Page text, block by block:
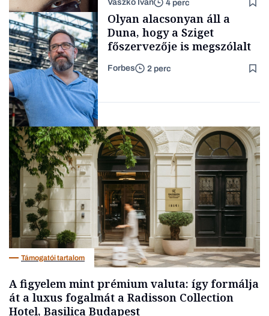
Content Lab HUB
Forbes-sztori
gondolataimat akartam
kimondani
Vaszkó Iván 4 perc
Társadalom
Olyan alacsonyan áll a
Duna, hogy a Sziget
főszervezője is megszólalt
Forbes 2 perc
Támogatói tartalom
A figyelem mint prémium valuta: így formálja
át a luxus fogalmát a Radisson Collection
Hotel, Basilica Budapest